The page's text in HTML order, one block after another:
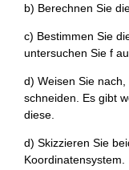
x ^ {
4 } -
x ^ {
\frac
{ 9 }
{ 8 }
b) Berechnen Sie
c) Bestimmen Sie
untersuchen Sie f
d) Weisen Sie
schneiden. Es gibt
diese.
d) Skizzieren Sie
Koordinatensystem.